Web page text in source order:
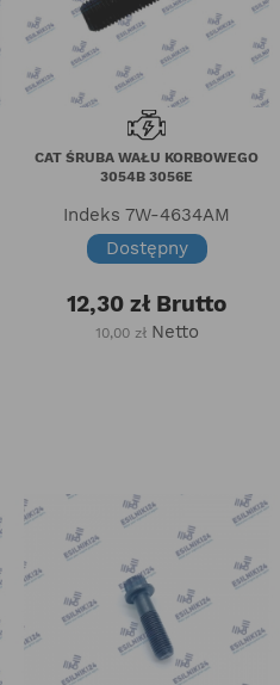
CAT ŚRUBA WAŁU KORBOWEGO
3054B 3056E
Indeks 7W-4634AM
Dostępny
12,30 zł Brutto
10,00 zł Netto